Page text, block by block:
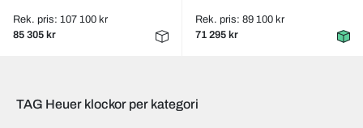
Rek. pris: 107 100 kr
85 305 kr
Rek. pris: 89 100 kr
71 295 kr
TAG Heuer klockor per kategori